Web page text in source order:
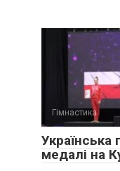
Гімнастика
Українська
медалі на